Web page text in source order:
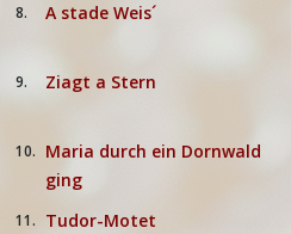
8. A stade Weis´
9. Ziagt a Stern
10.
Maria durch ein Dornwald
ging
11. Tudor-Motet